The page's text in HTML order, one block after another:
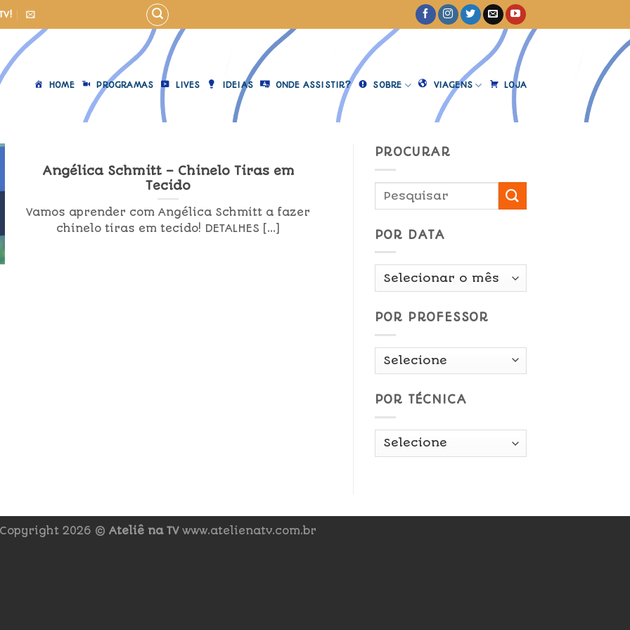
HOME PROGRAMAS LIVES IDEIAS ONDE ASSISTIR? SOBRE VIAGENS LOJA
Angélica Schmitt – Chinelo Tiras em
Tecido
Vamos aprender com Angélica Schmitt a fazer
chinelo tiras em tecido! DETALHES [...]
PROCURAR
POR DATA
Por
POR PROFESSOR
POR TÉCNICA
Copyright 2026 © Ateliê na TVwww.atelienatv.com.br